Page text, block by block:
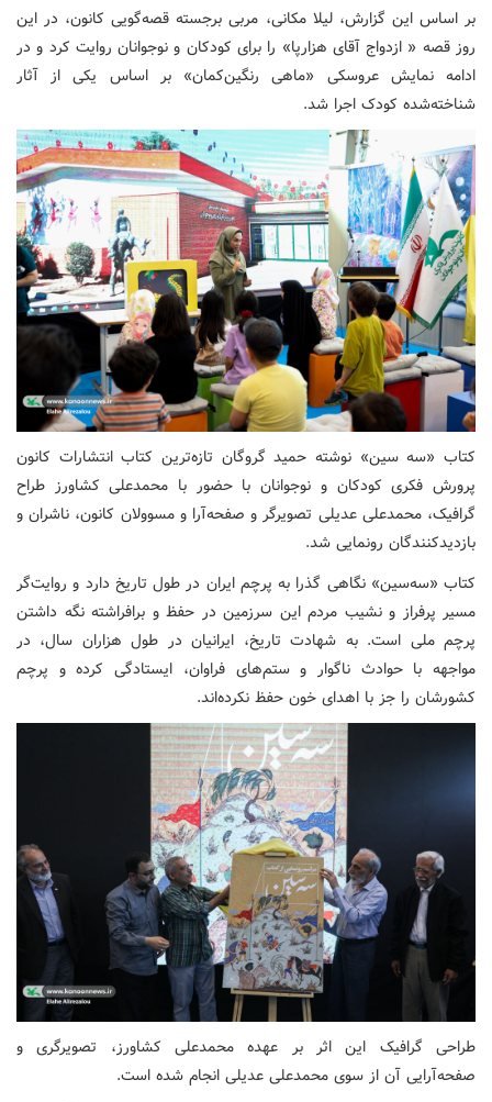
بر اساس این گزارش، لیلا مکانی، مربی برجسته قصه‌گویی کانون، در این
روز قصه « ازدواج آقای هزارپا» را برای کودکان و نوجوانان روایت کرد و در
ادامه نمایش عروسکی «ماهی رنگین‌کمان» بر اساس یکی از آثار
شناخته‌شده کودک اجرا شد.
کتاب «سه سین» نوشته حمید گروگان تازه‌ترین کتاب انتشارات کانون
پرورش فکری کودکان و نوجوانان با حضور با محمدعلی کشاورز طراح
گرافیک، محمدعلی عدیلی تصویرگر و صفحه‌آرا و مسوولان کانون، ناشران و
بازدیدکنندگان رونمایی ‌شد.
کتاب «سه‌سین» نگاهی گذرا به پرچم ایران در طول تاریخ دارد و روایت‌گر
مسیر پرفراز و نشیب مردم این سرزمین در حفظ و برافراشته نگه داشتن
پرچم ملی است. به شهادت تاریخ، ایرانیان در طول هزاران سال، در
مواجهه با حوادث ناگوار و ستم‌های فراوان، ایستادگی کرده و پرچم
کشورشان را جز با اهدای خون حفظ نکرده‌اند.
طراحی گرافیک این اثر بر عهده محمدعلی کشاورز، تصویرگری و
صفحه‌آرایی آن از سوی محمدعلی عدیلی انجام شده است.